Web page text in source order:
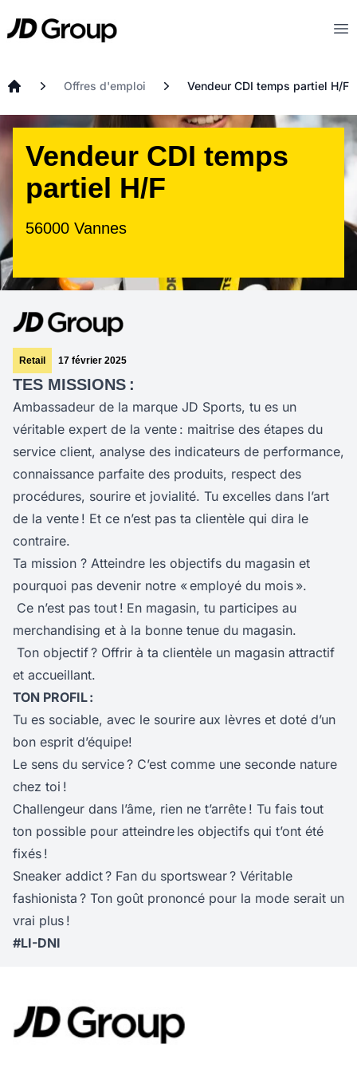
JD
Offres d'emploi Vendeur CDI temps partiel H/F
Vendeur CDI temps
partiel H/F
56000 Vannes
Retail 17 février 2025
TES MISSIONS :
Ambassadeur de la marque JD Sports, tu es un
véritable expert de la vente : maitrise des étapes du
service client, analyse des indicateurs de performance,
connaissance parfaite des produits, respect des
procédures, sourire et jovialité. Tu excelles dans l’art
de la vente ! Et ce n’est pas ta clientèle qui dira le
contraire.
Ta mission ? Atteindre les objectifs du magasin et
pourquoi pas devenir notre « employé du mois ».
Ce n’est pas tout ! En magasin, tu participes au
merchandising et à la bonne tenue du magasin.
Ton objectif ? Offrir à ta clientèle un magasin attractif
et accueillant.
TON PROFIL :
Tu es sociable, avec le sourire aux lèvres et doté d’un
bon esprit d’équipe!
Le sens du service ? C’est comme une seconde nature
chez toi !
Challengeur dans l’âme, rien ne t’arrête ! Tu fais tout
ton possible pour atteindre les objectifs qui t’ont été
fixés !
Sneaker addict ? Fan du sportswear ? Véritable
fashionista ? Ton goût prononcé pour la mode serait un
vrai plus !
#LI-DNI